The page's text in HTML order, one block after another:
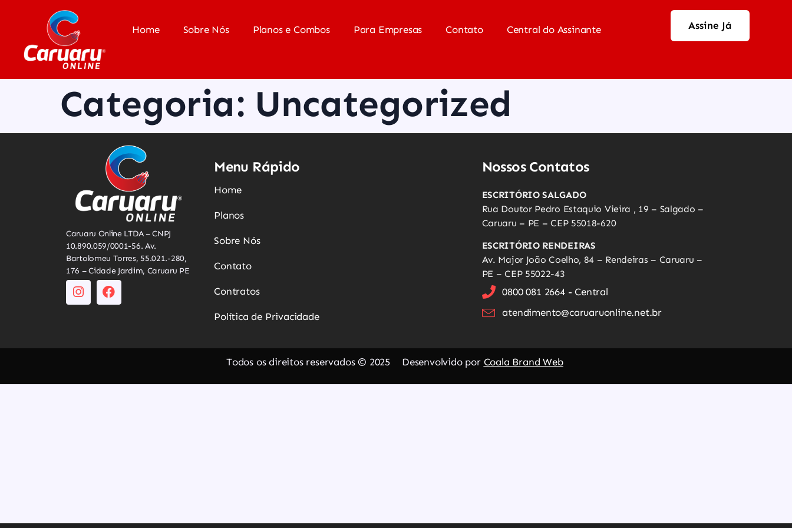
Home Sobre Nós Planos e Combos Para Empresas Contato Central do Assinante Assine Já
Categoria: Uncategorized
Caruaru Online LTDA – CNPJ
10.890.059/0001-56. Av.
Bartolomeu Torres, 55.021.-280,
176 – Cidade Jardim, Caruaru PE
Menu Rápido
Home
Planos
Sobre Nós
Contato
Contratos
Política de Privacidade
Nossos Contatos
ESCRITÓRIO SALGADO
Rua Doutor Pedro Estaquio Vieira , 19 – Salgado –
Caruaru – PE – CEP 55018-620
ESCRITÓRIO RENDEIRAS
Av. Major João Coelho, 84 – Rendeiras – Caruaru –
PE – CEP 55022-43
0800 081 2664 - Central
atendimento@caruaruonline.net.br
Todos os direitos reservados © 2025 Desenvolvido por Coala Brand Web